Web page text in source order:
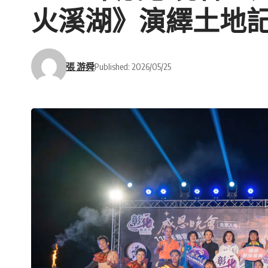
火溪湖》演繹土地
張 游舜Published: 2026/05/25